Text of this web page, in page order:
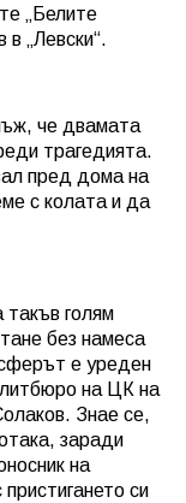
„Белите
„Левски“.
че двамата
трагедията.
пред дома на
с колата и да
такъв голям
без намеса
е уреден
на ЦК на
Знае се,
заради
на
си